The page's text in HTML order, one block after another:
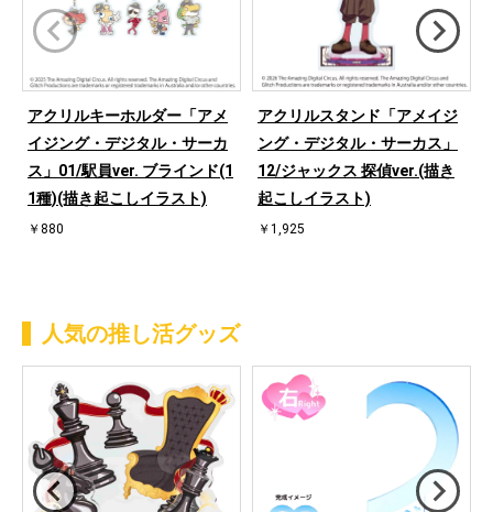
アクリルキーホルダー「アメ
イジング・デジタル・サーカ
ス」01/駅員ver. ブラインド(1
1種)(描き起こしイラスト)
￥880
アクリルスタンド「アメイジ
ング・デジタル・サーカス」
12/ジャックス 探偵ver.(描き
起こしイラスト)
￥1,925
人気の推し活グッズ